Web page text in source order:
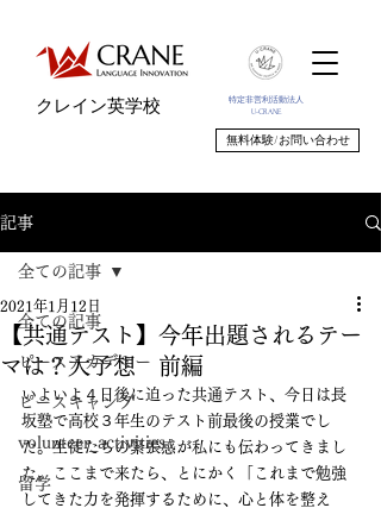
特定非営利活動法人
U-CRANE
クレイン英学校
無料体験/お問い合わせ
記事
全ての記事
ピースアカデミー
ピースキャンプ
volunteer_activities
留学
全ての記事
【共通テスト】今年出題されるテー
マは？大予想 前編
2021年1月12日
いよいよ４日後に迫った共通テスト、今日は長
坂塾で高校３年生のテスト前最後の授業でし
た。生徒たちの緊張感が私にも伝わってきまし
た。ここまで来たら、とにかく「これまで勉強
してきた力を発揮するために、心と体を整え